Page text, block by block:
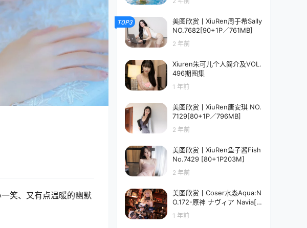
笑、又有点温暖的幽默
TOP3
美图欣赏丨XiuRen周于希Sally
NO.7682[90+1P／761MB]
2 年前
Xiuren朱可儿个人简介及VOL.
496期图集
1 年前
美图欣赏丨XiuRen唐安琪 NO.
7129[80+1P／796MB]
2 年前
美图欣赏丨XiuRen鱼子酱Fish
No.7429 [80+1P203M]
2 年前
美图欣赏丨Coser水淼Aqua:N
O.172-原神 ナヴィア Navia[5
8P-90.7M]
1 年前